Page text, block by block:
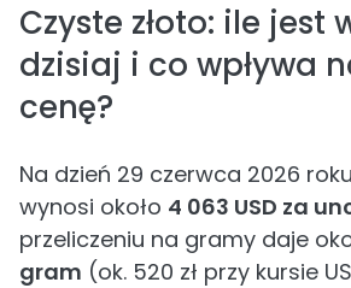
Czyste złoto: ile jest
dzisiaj i co wpływa
cenę?
Na dzień 29 czerwca 2026
wynosi około 4 063 USD za
przeliczeniu na gramy daje
gram (ok. 520 zł przy kursie